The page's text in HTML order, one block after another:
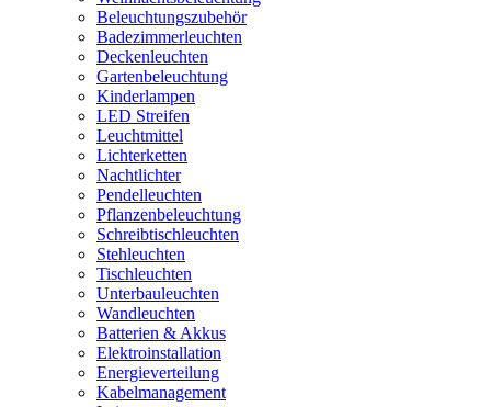
Beleuchtungszubehör
Badezimmerleuchten
Deckenleuchten
Gartenbeleuchtung
Kinderlampen
LED Streifen
Leuchtmittel
Lichterketten
Nachtlichter
Pendelleuchten
Pflanzenbeleuchtung
Schreibtischleuchten
Stehleuchten
Tischleuchten
Unterbauleuchten
Wandleuchten
Batterien & Akkus
Elektroinstallation
Energieverteilung
Kabelmanagement